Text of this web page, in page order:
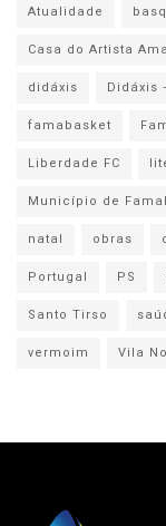
Atualidade
Casa do Artista
didáxis
Didáxis
famabasket
Liberdade FC
Município de
natal
obras
Portugal
PS
Santo Tirso
vermoim
Vila